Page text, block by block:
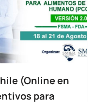
(Online en
para